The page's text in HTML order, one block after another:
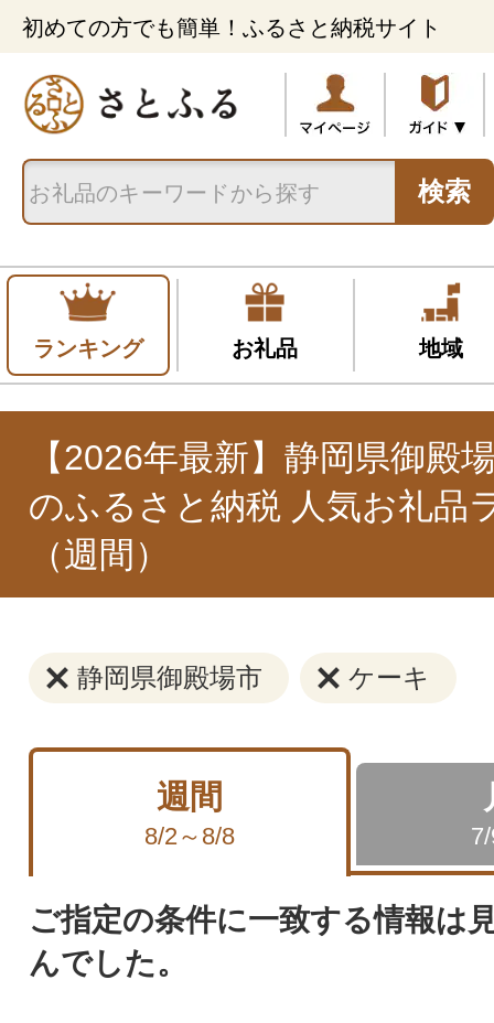
初めての方でも簡単！ふるさと納税サイト
検索
ランキング お礼品 地域
【2026年最新】静岡県御殿
のふるさと納税 人気お礼品
（週間）
静岡県御殿場市 ケーキ
週間
8/2～8/8
ご指定の条件に一致する情報は
んでした。